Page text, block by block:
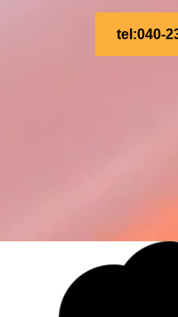
tel:040-